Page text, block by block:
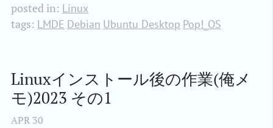
posted in: Linux
tags: LMDE Debian Ubuntu Desktop Pop!_OS
Linuxインストール後の作業(俺メ
モ)2023 その1
APR 30